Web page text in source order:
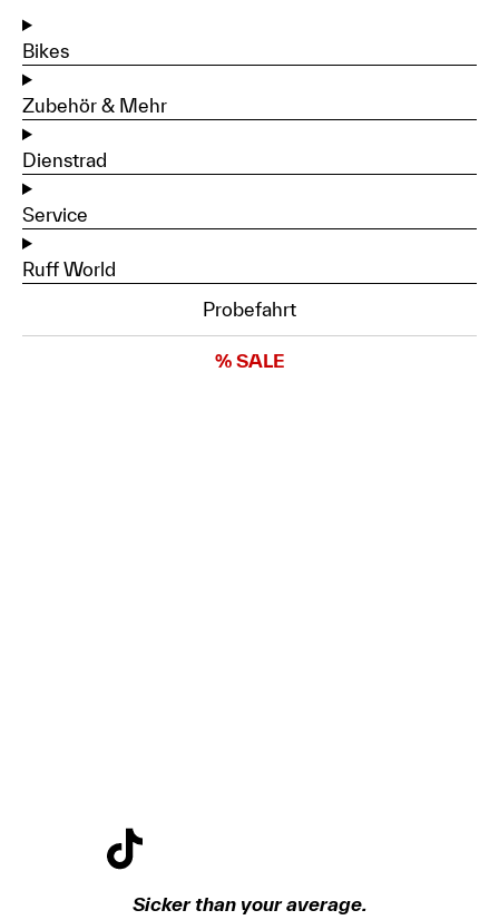
Bikes
Zubehör & Mehr
Dienstrad
Service
Ruff World
Probefahrt
% SALE
Sicker than your average.